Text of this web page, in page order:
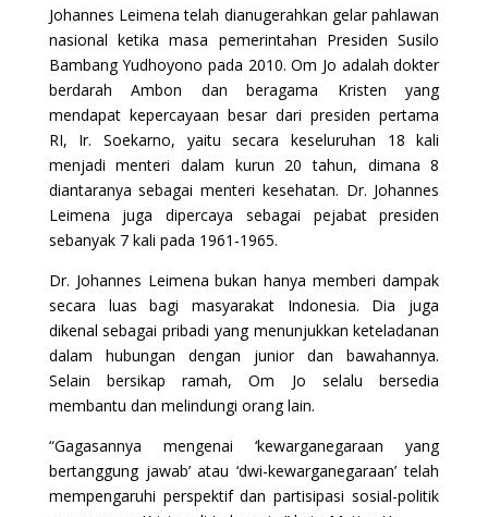
Johannes Leimena telah dianugerahkan gelar pahlawan
nasional ketika masa pemerintahan Presiden Susilo
Bambang Yudhoyono pada 2010. Om Jo adalah dokter
berdarah Ambon dan beragama Kristen yang
mendapat kepercayaan besar dari presiden pertama
RI, Ir. Soekarno, yaitu secara keseluruhan 18 kali
menjadi menteri dalam kurun 20 tahun, dimana 8
diantaranya sebagai menteri kesehatan. Dr. Johannes
Leimena juga dipercaya sebagai pejabat presiden
sebanyak 7 kali pada 1961-1965.
Dr. Johannes Leimena bukan hanya memberi dampak
secara luas bagi masyarakat Indonesia. Dia juga
dikenal sebagai pribadi yang menunjukkan keteladanan
dalam hubungan dengan junior dan bawahannya.
Selain bersikap ramah, Om Jo selalu bersedia
membantu dan melindungi orang lain.
“Gagasannya mengenai ‘kewarganegaraan yang
bertanggung jawab’ atau ‘dwi-kewarganegaraan’ telah
mempengaruhi perspektif dan partisipasi sosial-politik